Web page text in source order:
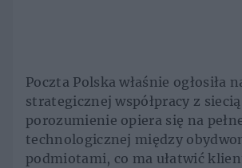
Poczta Polska właśnie ogłosiła
strategicznej współpracy z
porozumienie opiera się na
technologicznej między
podmiotami, co ma ułatwić